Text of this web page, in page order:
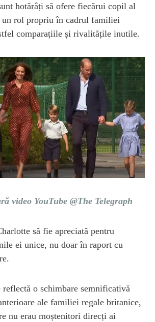
hotărâți să ofere fiecărui copil al
rol propriu în cadrul familiei
comparațiile și rivalitățile inutile.
video YouTube @The Telegraph
să fie apreciată pentru
ei unice, nu doar în raport cu
reflectă o schimbare semnificativă
ale familiei regale britanice,
nu erau moștenitori direcți ai